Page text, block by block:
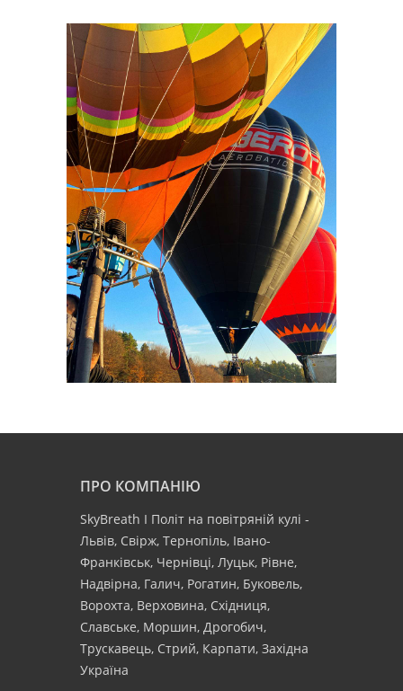
ПРО КОМПАНІЮ
SkyBreath І Політ на повітряній кулі -
Львів, Свірж, Тернопіль, Івано-
Франківськ, Чернівці, Луцьк, Рівне,
Надвірна, Галич, Рогатин, Буковель,
Ворохта, Верховина, Східниця,
Славське, Моршин, Дрогобич,
Трускавець, Стрий, Карпати, Західна
Україна